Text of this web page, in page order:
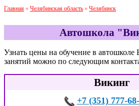
Главная » Челябинская область » Челябинск
Автошкола
Узнать цены на обучение в автошколе
занятий можно по следующим
Викинг
+7 (351) 777-